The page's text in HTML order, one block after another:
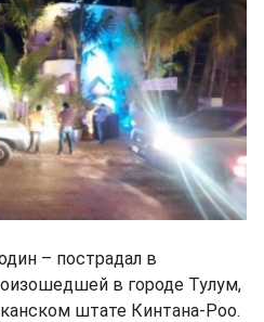
– пострадал в
в городе Тулум,
штате Кинтана-Роо.